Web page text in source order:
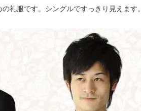
礼服です。シングルですっきり見えます。